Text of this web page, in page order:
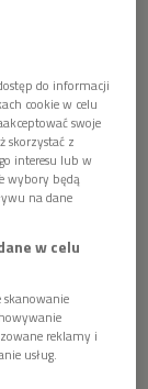
Europy.
do informacji
cookie w celu
swoje
skorzystać z
interesu lub w
wybory będą
na dane
w celu
skanowanie
reklamy i
usług.